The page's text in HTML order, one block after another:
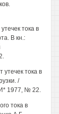
тока в
В кн.:
тока в
/
1977, № 22.
тока в